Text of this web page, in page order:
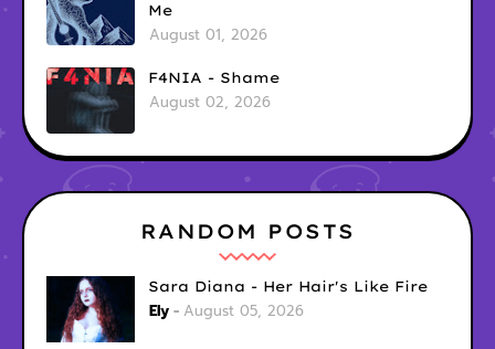
Me
August 01, 2026
F4NIA - Shame
August 02, 2026
RANDOM POSTS
Sara Diana - Her Hair's Like Fire
Ely August 05, 2026